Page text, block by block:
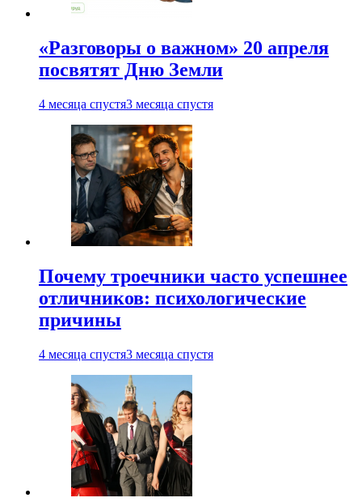
«Разговоры о важном» 20 апреля
посвятят Дню Земли
4 месяца спустя3 месяца спустя
Почему троечники часто успешнее
отличников: психологические
причины
4 месяца спустя3 месяца спустя